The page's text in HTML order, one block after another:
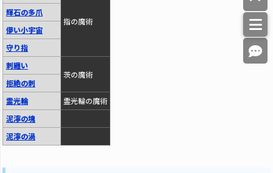
指の魔術
輝石の多爪
儚い小宇宙
守り指
刺纏い
茨の魔術
拒絶の刺
霊光輪
霊光輪の魔術
泥濘の塊
泥濘の渦